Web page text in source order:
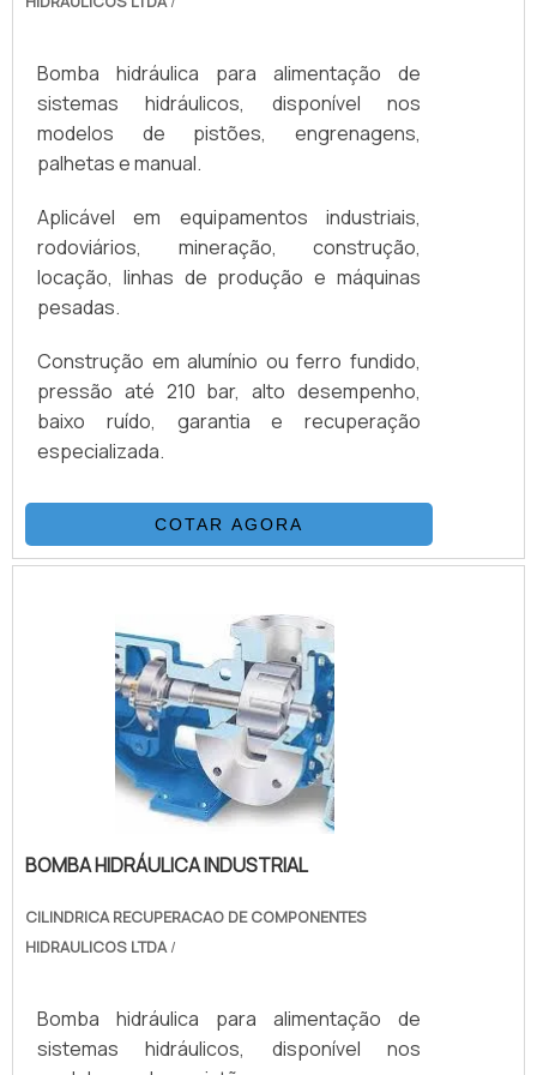
melhor em reforma de bombas hidráulicas.
É possível encontrar uma grande variedade
no portfólio como venda e reforma de
válvulas hidráulicas e venda e reforma de
bombas hidráulicas.Isso se deve ao fato de
ser comprometida com os serviços e
segura, padrões alcançados por conter
escritório de vendas e projetos e máquinas
de usinagem. Esses fatores, somados a um
funcionários eficientes, garantem a melhor
experiência para os clientes com qualidade.
Bomba hidráulica para alimentação de
sistemas hidráulicos, disponível nos
modelos de pistões, engrenagens,
palhetas e manual.
Aplicável em equipamentos industriais,
rodoviários, mineração, construção,
locação, linhas de produção e máquinas
pesadas.
Construção em alumínio ou ferro fundido,
pressão até 210 bar, alto desempenho,
baixo ruído, garantia e recuperação
especializada.
COTAR AGORA
BOMBA HIDRÁULICA INDUSTRIAL
CILINDRICA RECUPERACAO DE COMPONENTES
HIDRAULICOS LTDA/
Bomba hidráulica para alimentação de
sistemas hidráulicos, disponível nos